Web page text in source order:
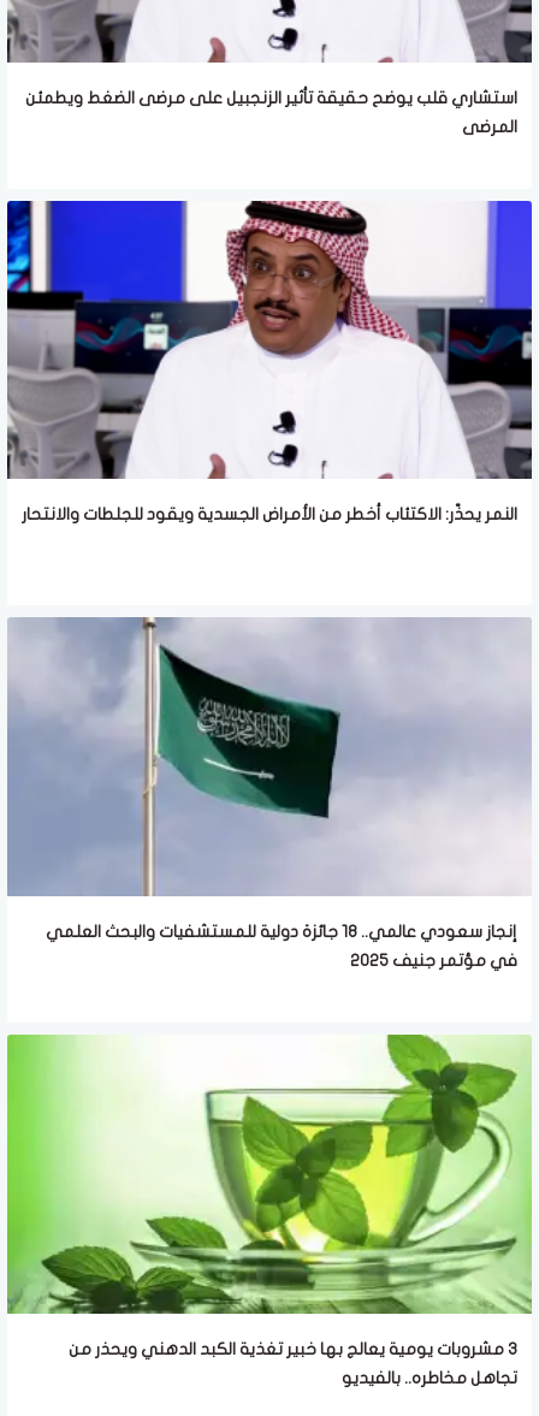
استشاري قلب يوضح حقيقة تأثير الزنجبيل على مرضى الضغط ويطمئن
المرضى
النمر يحذّر: الاكتئاب أخطر من الأمراض الجسدية ويقود للجلطات والانتحار
إنجاز سعودي عالمي.. 18 جائزة دولية للمستشفيات والبحث العلمي
في مؤتمر جنيف 2025
3 مشروبات يومية يعالج بها خبير تغذية الكبد الدهني ويحذر من
تجاهل مخاطره.. بالفيديو